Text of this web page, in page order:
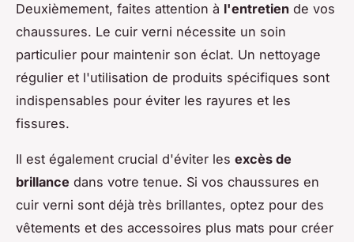
Deuxièmement, faites attention à l'entretien de vos
chaussures. Le cuir verni nécessite un soin
particulier pour maintenir son éclat. Un nettoyage
régulier et l'utilisation de produits spécifiques sont
indispensables pour éviter les rayures et les
fissures.
Il est également crucial d'éviter les excès de
brillance dans votre tenue. Si vos chaussures en
cuir verni sont déjà très brillantes, optez pour des
vêtements et des accessoires plus mats pour créer